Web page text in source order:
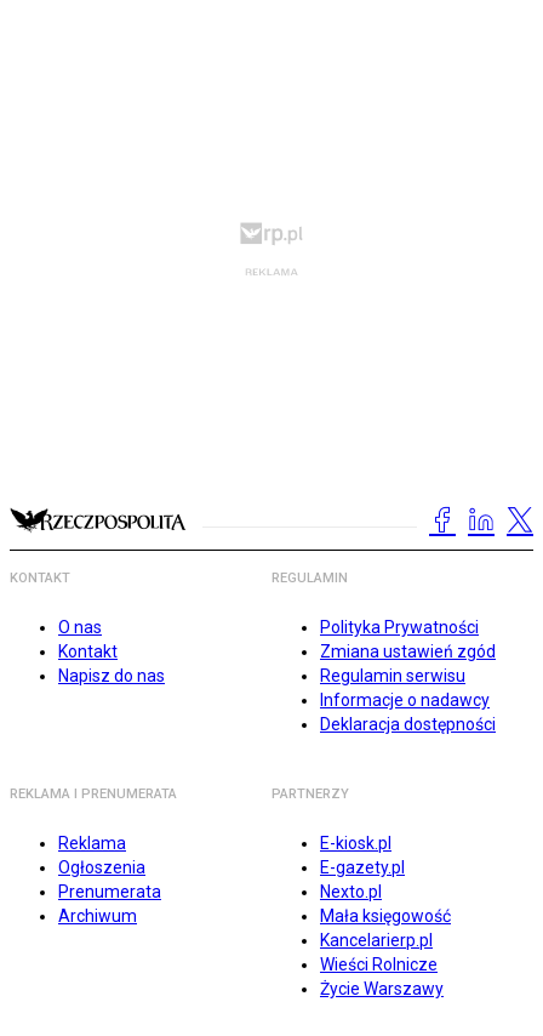
KONTAKT
O nas
Kontakt
Napisz do nas
REGULAMIN
Polityka Prywatności
Zmiana ustawień zgód
Regulamin serwisu
Informacje o nadawcy
Deklaracja dostępności
REKLAMA I PRENUMERATA
Reklama
Ogłoszenia
Prenumerata
Archiwum
PARTNERZY
E-kiosk.pl
E-gazety.pl
Nexto.pl
Mała księgowość
Kancelarierp.pl
Wieści Rolnicze
Życie Warszawy